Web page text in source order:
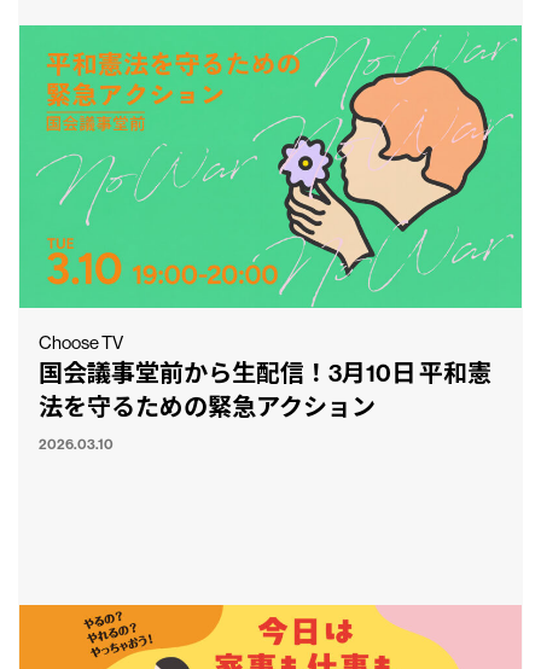
CLP市民と
Choose TV
国会議事堂前から生配信！3月10日 平和憲
法を守るための緊急アクション
2026.03.10